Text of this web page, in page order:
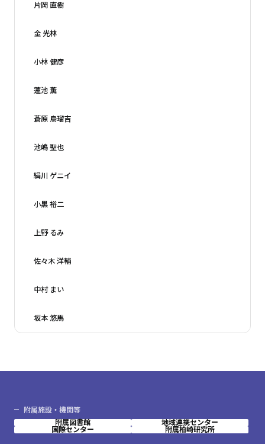
片岡 直樹
金 光林
小林 健彦
蓮池 薫
蒼原 烏瑠吉
池嶋 聖也
絹川 ゲニイ
小黒 裕二
上野 るみ
佐々木 洋輔
中村 まい
坂本 悠馬
附属施設・機関等
附属図書館
地域連携センター
国際センター
附属柏崎研究所